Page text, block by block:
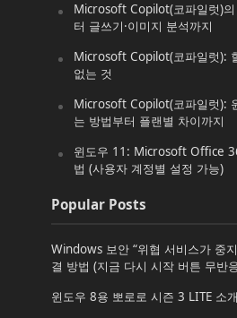
Microsoft Copilot(코파일럿)
터 글쓰기·이미지 분석까지
Microsoft Copilot(코파일럿):
없는 것
Microsoft Copilot(코파일럿):
는 방법부터 플랜별 차이까지
윈도우 11: Microsoft Office
법 (사용자 계정별 설정 가능)
Popular Posts
Windows 보안 “위협 서비스가 중
결 방법 (지금 다시 시작 버튼 무반
윈도우 8용 뽀로로 시즌 3 LITE 소개